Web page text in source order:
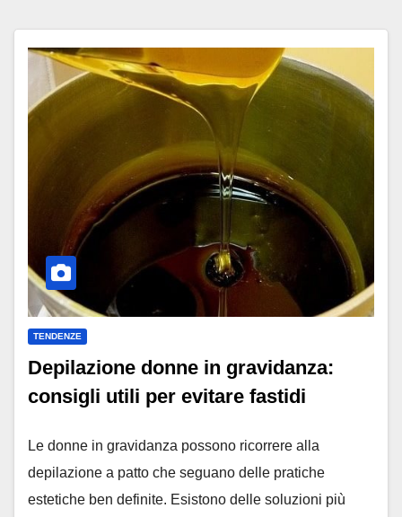
TENDENZE
Depilazione donne in gravidanza:
consigli utili per evitare fastidi
Le donne in gravidanza possono ricorrere alla
depilazione a patto che seguano delle pratiche
estetiche ben definite. Esistono delle soluzioni più